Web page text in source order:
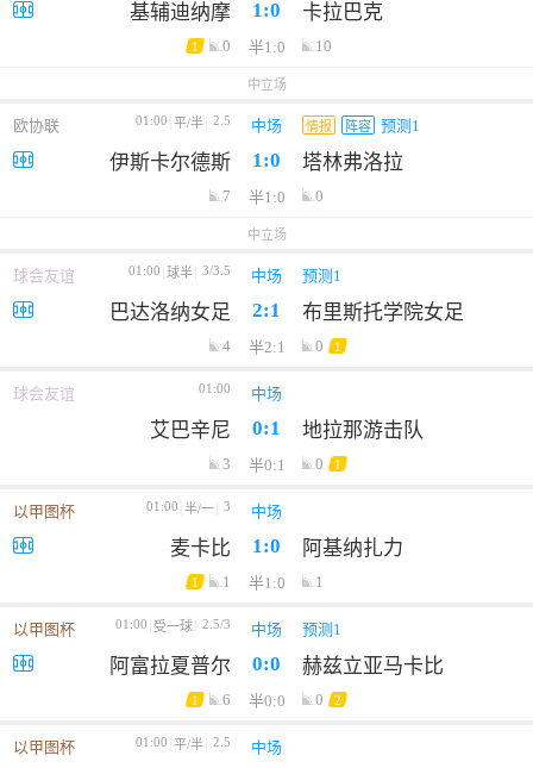
基辅迪纳摩 1:0 卡拉巴克
1 0 半1:0 10
中立场
欧协联 01:00 平/半 2.5 中场 情报 阵容 预测1
伊斯卡尔德斯 1:0 塔林弗洛拉
7 半1:0 0
中立场
球会友谊 01:00 球半 3/3.5 中场 预测1
巴达洛纳女足 2:1 布里斯托学院女足
4 半2:1 0 1
球会友谊 01:00 中场
艾巴辛尼 0:1 地拉那游击队
3 半0:1 0 1
以甲图杯 01:00 半/一 3 中场
麦卡比 1:0 阿基纳扎力
1 1 半1:0 1
以甲图杯 01:00 受一球 2.5/3 中场 预测1
阿富拉夏普尔 0:0 赫兹立亚马卡比
1 6 半0:0 0 2
以甲图杯 01:00 平/半 2.5 中场